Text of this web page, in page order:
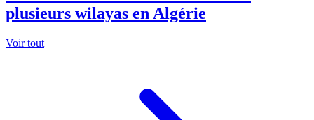
plusieurs wilayas en Algérie
Voir tout